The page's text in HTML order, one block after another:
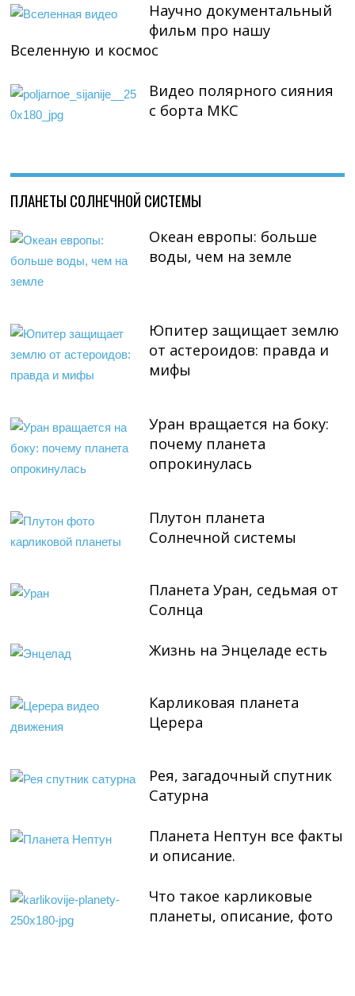
Научно документальный
фильм про нашу
Вселенную и космос
Видео полярного сияния
с борта МКС
ПЛАНЕТЫ СОЛНЕЧНОЙ СИСТЕМЫ
Океан европы: больше
воды, чем на земле
Юпитер защищает землю
от астероидов: правда и
мифы
Уран вращается на боку:
почему планета
опрокинулась
Плутон планета
Солнечной системы
Планета Уран, седьмая от
Солнца
Жизнь на Энцеладе есть
Карликовая планета
Церера
Рея, загадочный спутник
Сатурна
Планета Нептун все факты
и описание.
Что такое карликовые
планеты, описание, фото